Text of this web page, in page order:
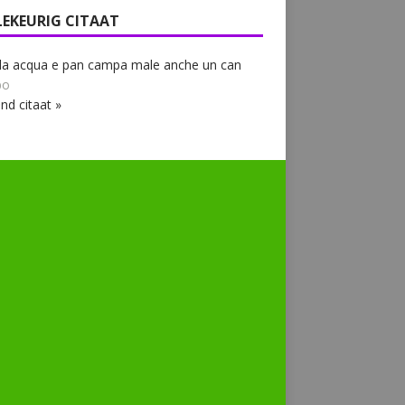
CITAAT
acqua e pan campa male anche un can
citaat »